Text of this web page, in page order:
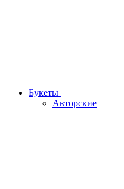
Букеты
Авторские